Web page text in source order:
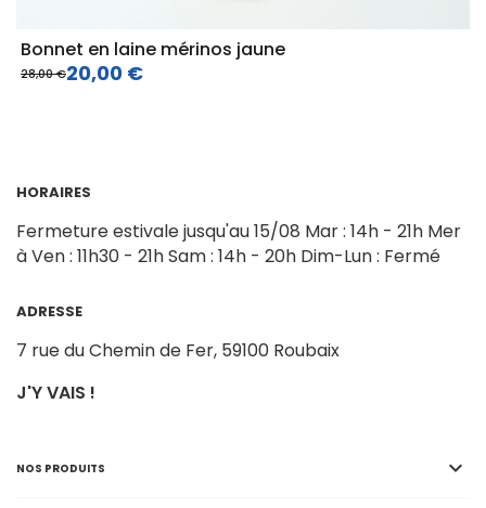
Bonnet en laine mérinos jaune
28,00 €20,00 €
HORAIRES
Fermeture estivale jusqu'au 15/08 Mar : 14h - 21h Mer
à Ven : 11h30 - 21hSam : 14h - 20h Dim-Lun : Fermé
ADRESSE
7 rue du Chemin de Fer, 59100 Roubaix
J'Y VAIS !
NOS PRODUITS 